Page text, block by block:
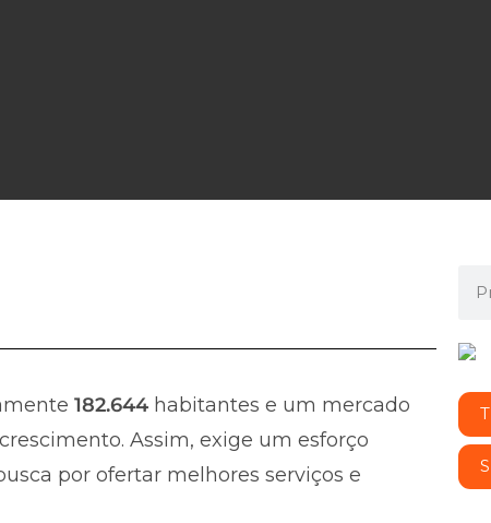
182.644 habitantes e um mercado
Assim, exige um esforço
por ofertar melhores serviços e